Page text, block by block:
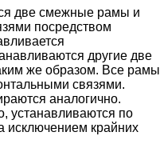
две смежные рамы и
посредством
другие две
же образом. Все рамы
связями.
аналогично.
устанавливаются по
исключением крайних